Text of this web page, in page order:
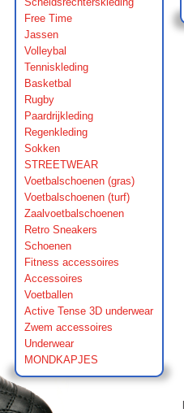
Free Time
Jassen
Volleybal
Tenniskleding
Basketbal
Rugby
Paardrijkleding
Regenkleding
Sokken
STREETWEAR
Voetbalschoenen (gras)
Voetbalschoenen (turf)
Zaalvoetbalschoenen
Retro Sneakers
Schoenen
Fitness accessoires
Accessoires
Voetballen
Active Tense 3D underwear
Zwem accessoires
Underwear
MONDKAPJES